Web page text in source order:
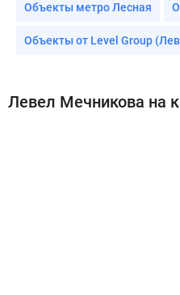
Объекты метро Лесная
Объекты от Level Group
Левел Мечникова на